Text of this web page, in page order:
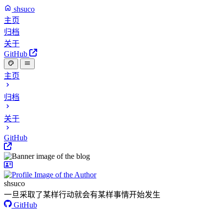
shsuco
主页
归档
关于
GitHub
主页
归档
关于
GitHub
shsuco
一旦采取了某样行动就会有某样事情开始发生
GitHub